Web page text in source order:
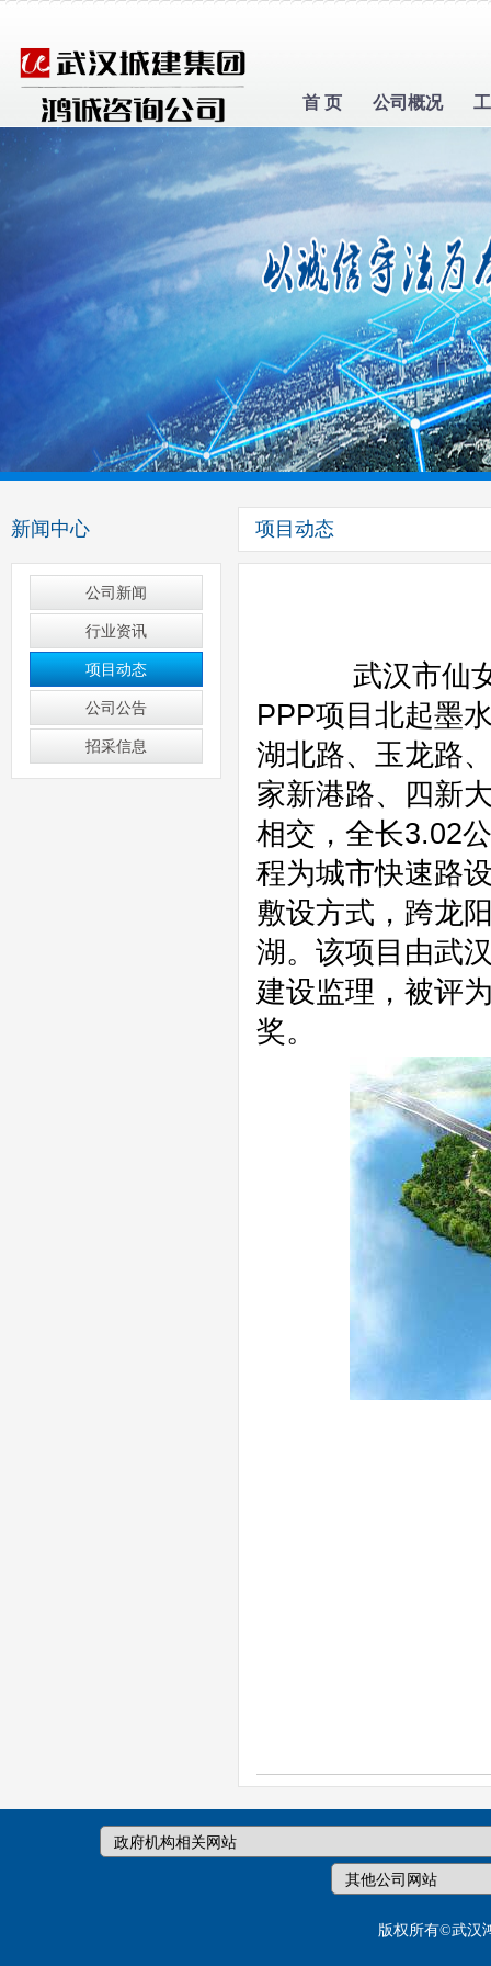
首 页 公司概况
新闻中心
公司新闻
行业资讯
项目动态
公司公告
招采信息
项目动态
版权所有©武汉